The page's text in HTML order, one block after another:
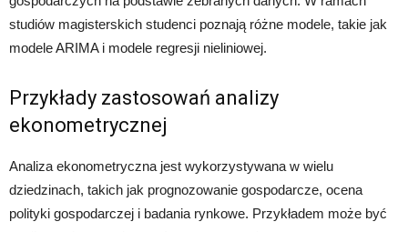
studiów magisterskich studenci poznają różne modele, takie jak
modele ARIMA i modele regresji nieliniowej.
Przykłady zastosowań analizy
ekonometrycznej
Analiza ekonometryczna jest wykorzystywana w wielu
dziedzinach, takich jak prognozowanie gospodarcze, ocena
polityki gospodarczej i badania rynkowe. Przykładem może być